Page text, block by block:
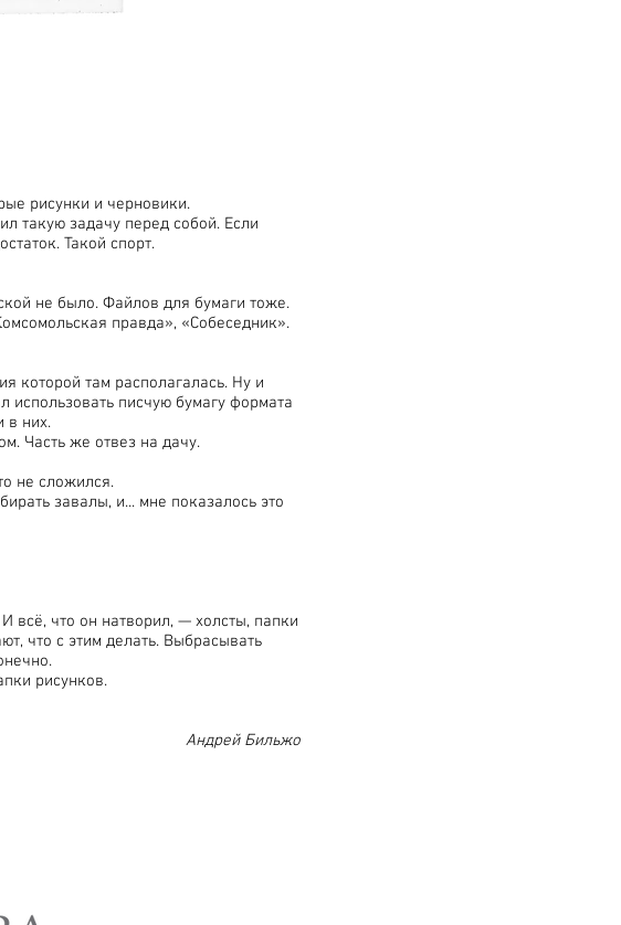
рисунки и черновики.
такую задачу перед собой. Если
Такой спорт.
не было. Файлов для бумаги тоже.
правда», «Собеседник».
которой там располагалась. Ну и
использовать писчую бумагу формата
в них.
Часть же отвез на дачу.
не сложился.
завалы, и... мне показалось это
всё, что он натворил, — холсты, папки
что с этим делать. Выбрасывать
рисунков.
Андрей Бильжо